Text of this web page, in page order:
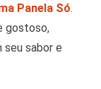
Panela Só.
gostoso,
seu sabor e